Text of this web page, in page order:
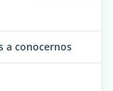
a conocernos